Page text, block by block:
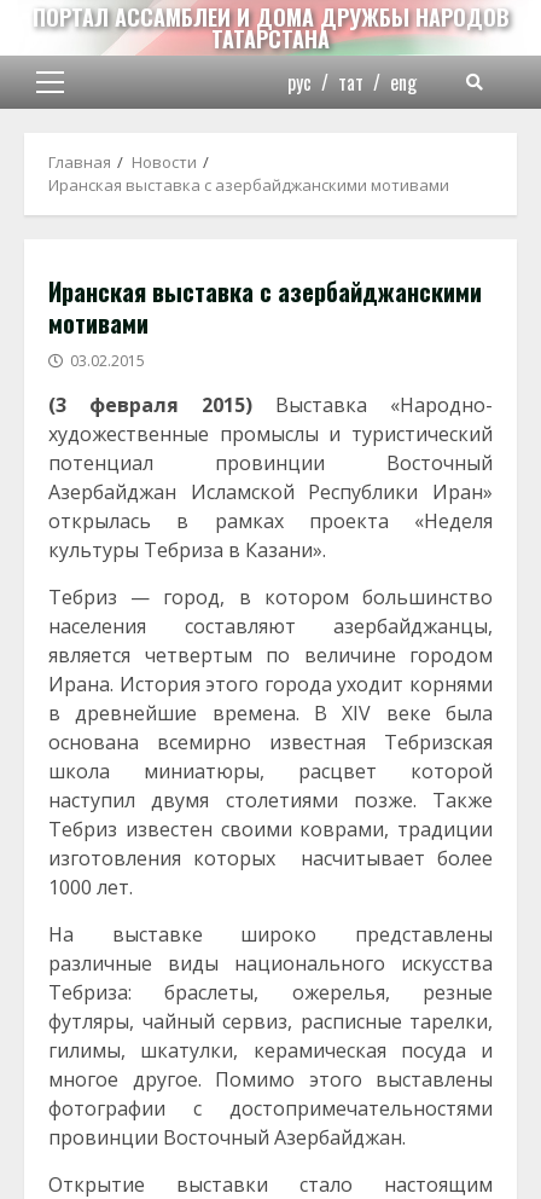
Перейти
содержимому
ПОРТАЛ АССАМБЛЕИ И ДОМА ДРУЖБЫ НАРОДОВ
ТАТАРСТАНА
Основное
рус / тат / eng
Главная
Новости
Иранская выставка с азербайджанскими мотивами
Иранская выставка с азербайджанскими
мотивами
03.02.2015
(3 февраля 2015) Выставка «Народно-
художественные промыслы и туристический
потенциал провинции Восточный
Азербайджан Исламской Республики Иран»
открылась в рамках проекта «Неделя
культуры Тебриза в Казани».
Тебриз — город, в котором большинство
населения составляют азербайджанцы,
является четвертым по величине городом
Ирана. История этого города уходит корнями
в древнейшие времена. В XIV веке была
основана всемирно известная Тебризская
школа миниатюры, расцвет которой
наступил двумя столетиями позже. Также
Тебриз известен своими коврами, традиции
изготовления которых насчитывает более
1000 лет.
На выставке широко представлены
различные виды национального искусства
Тебриза: браслеты, ожерелья, резные
футляры, чайный сервиз, расписные тарелки,
гилимы, шкатулки, керамическая посуда и
многое другое. Помимо этого выставлены
фотографии с достопримечательностями
провинции Восточный Азербайджан.
Открытие выставки стало настоящим